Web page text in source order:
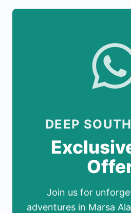
DEEP
Join us for
adventures in Marsa